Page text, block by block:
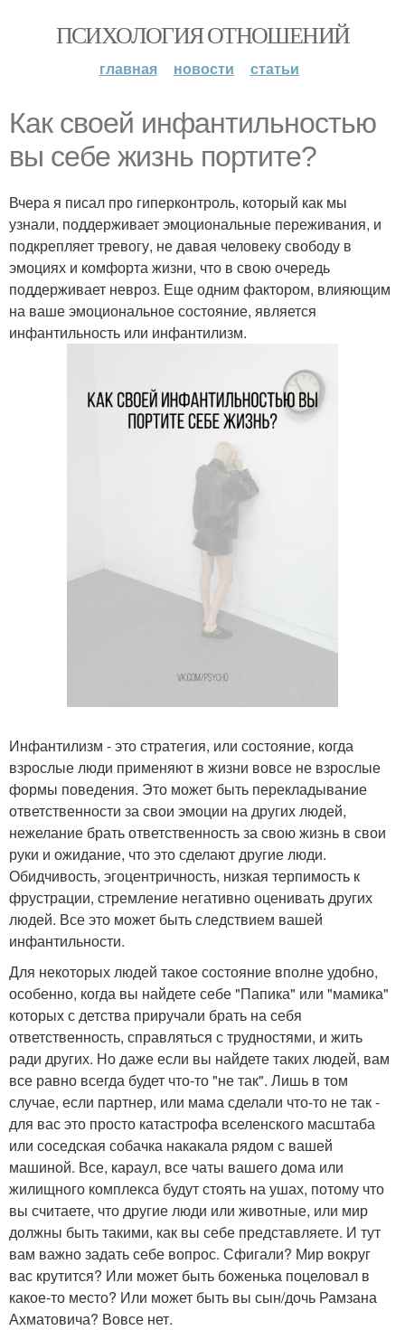
ПСИХОЛОГИЯ ОТНОШЕНИЙ
главная новости статьи
Как своей инфантильностью
вы себе жизнь портите?
Вчера я писал про гиперконтроль, который как мы
узнали, поддерживает эмоциональные переживания, и
подкрепляет тревогу, не давая человеку свободу в
эмоциях и комфорта жизни, что в свою очередь
поддерживает невроз. Еще одним фактором, влияющим
на ваше эмоциональное состояние, является
инфантильность или инфантилизм.
Инфантилизм - это стратегия, или состояние, когда
взрослые люди применяют в жизни вовсе не взрослые
формы поведения. Это может быть перекладывание
ответственности за свои эмоции на других людей,
нежелание брать ответственность за свою жизнь в свои
руки и ожидание, что это сделают другие люди.
Обидчивость, эгоцентричность, низкая терпимость к
фрустрации, стремление негативно оценивать других
людей. Все это может быть следствием вашей
инфантильности.
Для некоторых людей такое состояние вполне удобно,
особенно, когда вы найдете себе "Папика" или "мамика"
которых с детства приручали брать на себя
ответственность, справляться с трудностями, и жить
ради других. Но даже если вы найдете таких людей, вам
все равно всегда будет что-то "не так". Лишь в том
случае, если партнер, или мама сделали что-то не так -
для вас это просто катастрофа вселенского масштаба
или соседская собачка накакала рядом с вашей
машиной. Все, караул, все чаты вашего дома или
жилищного комплекса будут стоять на ушах, потому что
вы считаете, что другие люди или животные, или мир
должны быть такими, как вы себе представляете. И тут
вам важно задать себе вопрос. Сфигали? Мир вокруг
вас крутится? Или может быть боженька поцеловал в
какое-то место? Или может быть вы сын/дочь Рамзана
Ахматовича? Вовсе нет.